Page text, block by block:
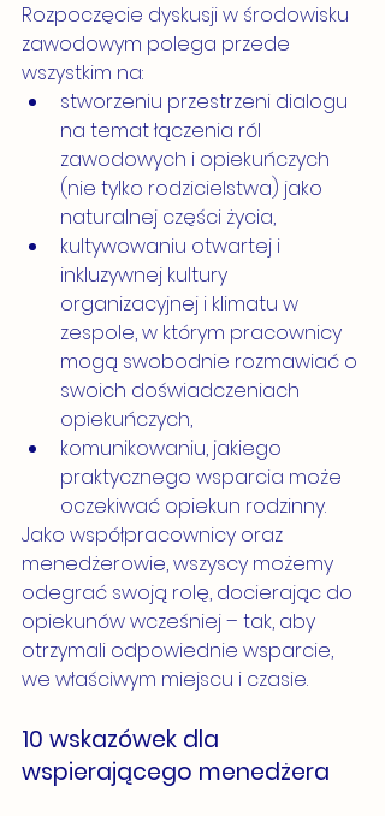
Rozpoczęcie dyskusji w środowisku
zawodowym polega przede
wszystkim na:
stworzeniu przestrzeni dialogu
na temat łączenia ról
zawodowych i opiekuńczych
(nie tylko rodzicielstwa) jako
naturalnej części życia,
kultywowaniu otwartej i
inkluzywnej kultury
organizacyjnej i klimatu w
zespole, w którym pracownicy
mogą swobodnie rozmawiać o
swoich doświadczeniach
opiekuńczych,
komunikowaniu, jakiego
praktycznego wsparcia może
oczekiwać opiekun rodzinny.
Jako współpracownicy oraz
menedżerowie, wszyscy możemy
odegrać swoją rolę, docierając do
opiekunów wcześniej – tak, aby
otrzymali odpowiednie wsparcie,
we właściwym miejscu i czasie.
10 wskazówek dla
wspierającego menedżera